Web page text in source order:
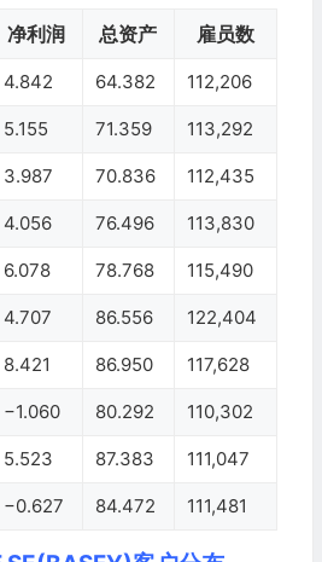
净利润 总资产 雇员数
4.842 64.382 112,206
5.155 71.359 113,292
3.987 70.836 112,435
4.056 76.496 113,830
6.078 78.768 115,490
4.707 86.556 122,404
8.421 86.950 117,628
−1.060 80.292 110,302
5.523 87.383 111,047
−0.627 84.472 111,481